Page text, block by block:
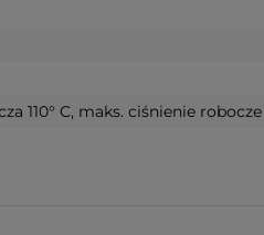
110° C, maks. ciśnienie